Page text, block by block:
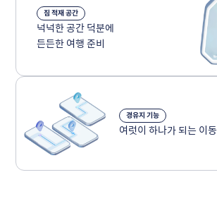
짐 적재 공간
넉넉한 공간 덕분에
든든한 여행 준비
경유지 기능
여럿이 하나가 되는 이동